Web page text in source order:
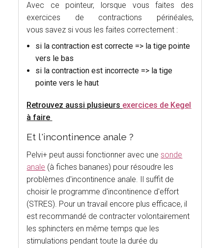
Avec ce pointeur, lorsque vous faites des
exercices de contractions périnéales,
vous savez si vous les faites correctement :
si la contraction est correcte => la tige pointe
vers le bas
si la contraction est incorrecte => la tige
pointe vers le haut
Retrouvez aussi plusieurs exercices de Kegel
à faire
Et l'incontinence anale ?
Pelvi+ peut aussi fonctionner avec unesonde
anale (à fiches bananes) pour résoudre les
problèmes d'incontinence anale. Il suffit de
choisir le programme d'incontinence d'effort
(STRES). Pour un travail encore plus efficace, il
est recommandé de contracter volontairement
les sphincters en même temps que les
stimulations pendant toute la durée du